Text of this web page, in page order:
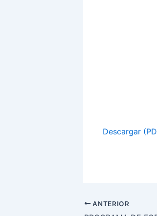
Descargar
ANTERIOR